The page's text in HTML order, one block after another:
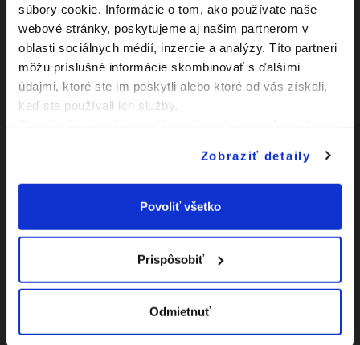
súbory cookie. Informácie o tom, ako používate naše
webové stránky, poskytujeme aj našim partnerom v
oblasti sociálnych médií, inzercie a analýzy. Títo partneri
môžu príslušné informácie skombinovať s ďalšími
údajmi, ktoré ste im poskytli alebo ktoré od vás získali,
keď ste používali ich služby.
Zobraziť detaily
Povoliť všetko
Prispôsobiť
Odmietnuť
Zápasy
Kluby
Vyhlásenie o
prístupnosti
Nastavenia Cookies |
webu
Social
Facebook
Instagram